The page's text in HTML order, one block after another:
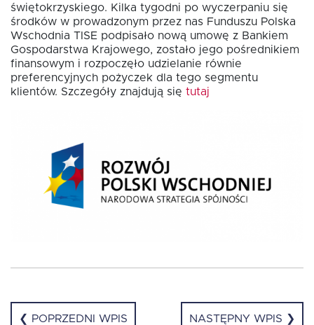
Fundusz FKIS
Rodo
Rekrutujemy
świętokrzyskiego. Kilka tygodni po wyczerpaniu się
środków w prowadzonym przez nas Funduszu Polska
Wschodnia TISE podpisało nową umowę z Bankiem
Gospodarstwa Krajowego, zostało jego pośrednikiem
finansowym i rozpoczęło udzielanie równie
preferencyjnych pożyczek dla tego segmentu
klientów. Szczegóły znajdują się tutaj
❮ POPRZEDNI WPIS NASTĘPNY WPIS ❯